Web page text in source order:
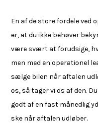
En af de store fordele ved
er, at du ikke behøver
være svært at forudsige,
men med en operationel
sælge bilen når aftalen
os, så tager vi os af den.
godt af en fast månedlig
ske når aftalen udløber.